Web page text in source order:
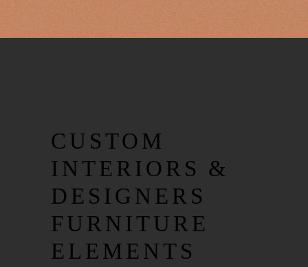
CUSTOM
INTERIORS &
DESIGNERS
FURNITURE
ELEMENTS